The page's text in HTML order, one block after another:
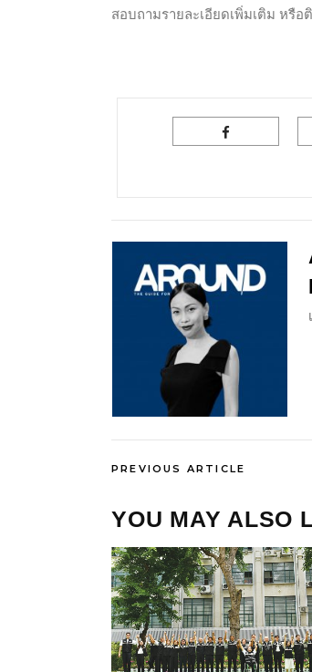
สอบถามรายละเอียดเพิ่มเติม หรื
PREVIOUS ARTICLE
YOU MAY ALSO